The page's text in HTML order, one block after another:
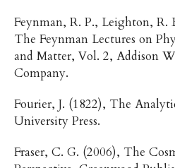
Feynman, R. P., Leighton, R.
The Feynman Lectures on
and Matter, Vol. 2, Addison
Company.
Fourier, J. (1822), The
University Press.
Fraser, C. G. (2006), The